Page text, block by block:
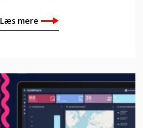
Læs mere